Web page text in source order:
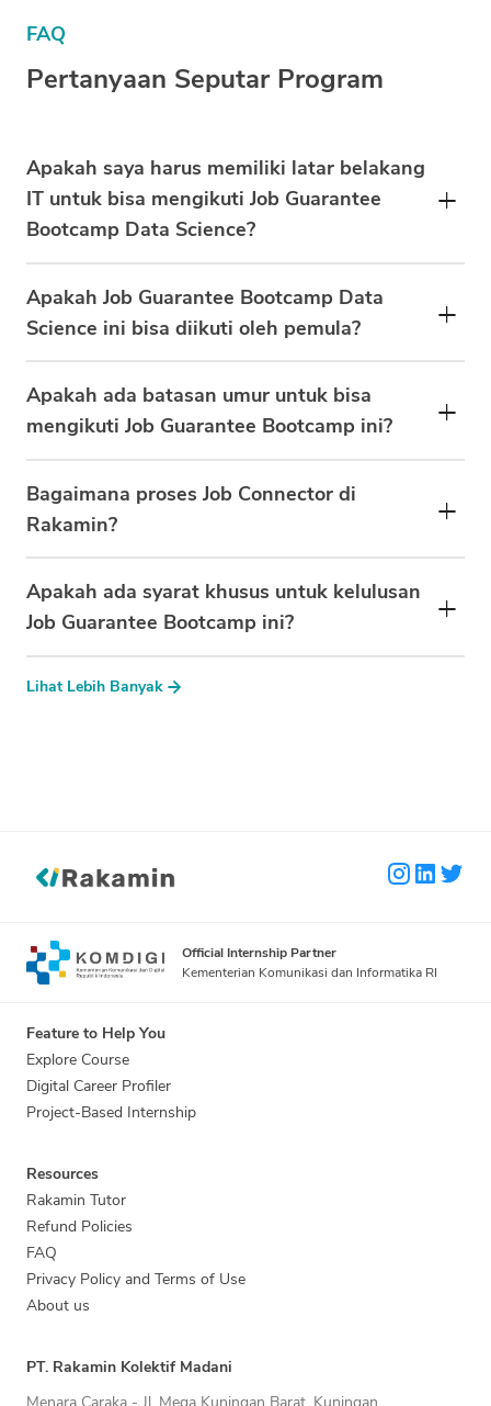
FAQ
Pertanyaan Seputar Program
Apakah saya harus memiliki latar belakang
IT untuk bisa mengikuti Job Guarantee
Bootcamp Data Science?
Apakah Job Guarantee Bootcamp Data
Science ini bisa diikuti oleh pemula?
Apakah ada batasan umur untuk bisa
mengikuti Job Guarantee Bootcamp ini?
Bagaimana proses Job Connector di
Rakamin?
Apakah ada syarat khusus untuk kelulusan
Job Guarantee Bootcamp ini?
Lihat Lebih Banyak
Official Internship Partner
Kementerian Komunikasi dan Informatika RI
PT. Rakamin Kolektif Madani
Feature to Help You
Explore Course
Digital Career Profiler
Project-Based Internship
Resources
Rakamin Tutor
Refund Policies
FAQ
Privacy Policy and Terms of Use
About us